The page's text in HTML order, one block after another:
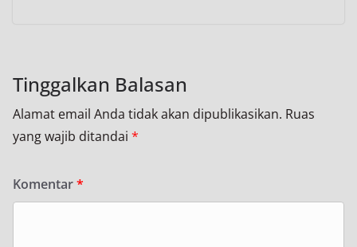
Tinggalkan Balasan
Alamat email Anda tidak akan dipublikasikan. Ruas
yang wajib ditandai *
Komentar*